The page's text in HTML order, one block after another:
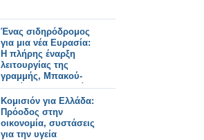
Ένας σιδηρόδρομος
για μια νέα Ευρασία:
Η πλήρης έναρξη
λειτουργίας της
γραμμής, Μπακού-
Τιφλίδα-Καρς, αλλάζει
τα δεδομένα.
Κομισιόν για Ελλάδα:
Πρόοδος στην
οικονομία, συστάσεις
για την υγεία